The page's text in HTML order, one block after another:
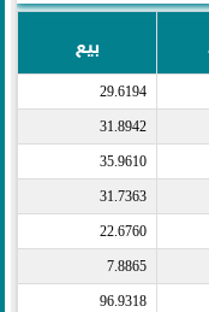
بيع
29.6194
31.8942
35.9610
31.7363
22.6760
7.8865
96.9318